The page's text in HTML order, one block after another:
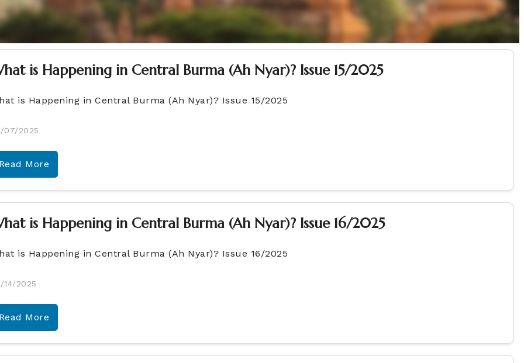
is Happening in Central Burma (Ah Nyar)? Issue 15/2025
is Happening in Central Burma (Ah Nyar)? Issue 15/2025
07/2025
More
is Happening in Central Burma (Ah Nyar)? Issue 16/2025
is Happening in Central Burma (Ah Nyar)? Issue 16/2025
14/2025
More